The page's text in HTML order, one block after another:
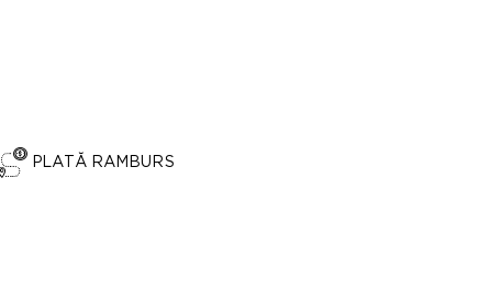
PLATĂ RAMBURS